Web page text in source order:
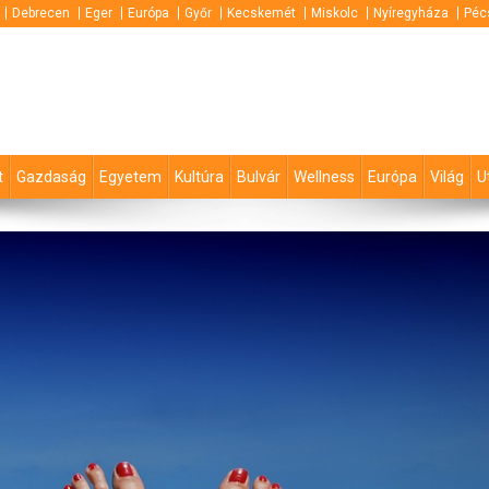
Debrecen Eger Európa Győr Kecskemét Miskolc Nyíregyháza
Gazdaság Egyetem Kultúra Bulvár Wellness Európa Világ